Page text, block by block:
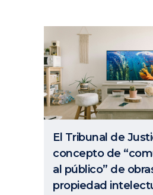
El Tribunal de
concepto de
al público” de
propiedad